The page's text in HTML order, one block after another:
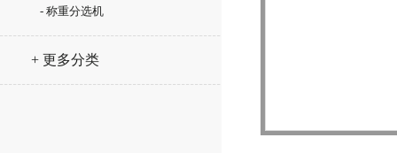
- 称重分选机
+ 更多分类